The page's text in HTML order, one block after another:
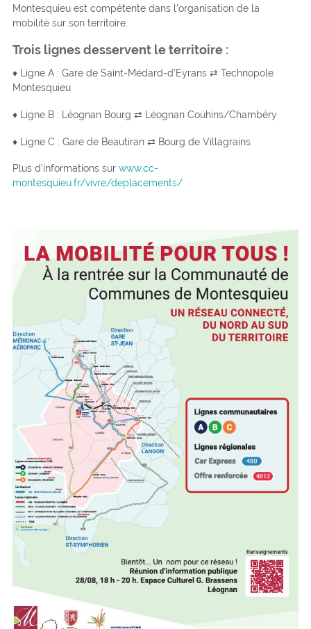
Montesquieu est compétente dans l’organisation de la
mobilité sur son territoire.
Trois lignes desservent le territoire :
♦ Ligne A : Gare de Saint-Médard-d’Eyrans ⇄ Technopole
Montesquieu
♦ Ligne B : Léognan Bourg ⇄ Léognan Couhins/Chambéry
♦ Ligne C : Gare de Beautiran ⇄ Bourg de Villagrains
Plus d’informations sur www.cc-
montesquieu.fr/vivre/deplacements/